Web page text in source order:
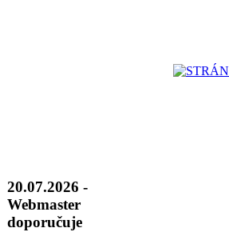
20.07.2026 -
Webmaster
doporučuje